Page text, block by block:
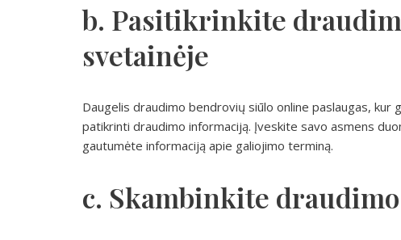
b. Pasitikrinkite
svetainėje
Daugelis draudimo bendrovių siūlo online paslaugas,
patikrinti draudimo informaciją. Įveskite savo asmens
gautumėte informaciją apie galiojimo terminą.
c. Skambinkite